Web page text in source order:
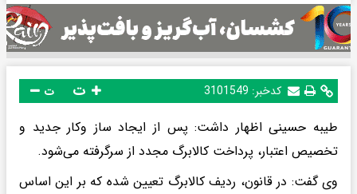
کدخبر: 3101549 ت
طیبه حسینی اظهار داشت: پس از ایجاد ساز وکار جدید و
تخصیص اعتبار، پرداخت کالابرگ مجدد از سرگرفته می‌شود.
وی گفت: در قانون، ردیف کالابرگ تعیین شده که بر این اساس